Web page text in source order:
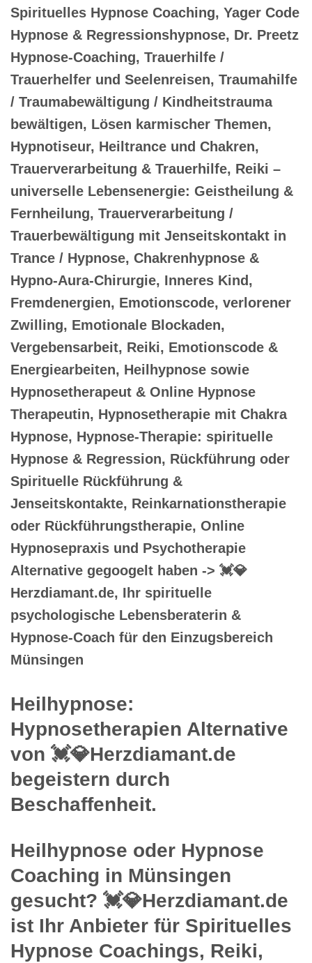
Spirituelles Hypnose Coaching, Yager Code
Hypnose & Regressionshypnose, Dr. Preetz
Hypnose-Coaching, Trauerhilfe /
Trauerhelfer und Seelenreisen, Traumahilfe
/ Traumabewältigung / Kindheitstrauma
bewältigen, Lösen karmischer Themen,
Hypnotiseur, Heiltrance und Chakren,
Trauerverarbeitung & Trauerhilfe, Reiki –
universelle Lebensenergie: Geistheilung &
Fernheilung, Trauerverarbeitung /
Trauerbewältigung mit Jenseitskontakt in
Trance / Hypnose, Chakrenhypnose &
Hypno-Aura-Chirurgie, Inneres Kind,
Fremdenergien, Emotionscode, verlorener
Zwilling, Emotionale Blockaden,
Vergebensarbeit, Reiki, Emotionscode &
Energiearbeiten, Heilhypnose sowie
Hypnosetherapeut & Online Hypnose
Therapeutin, Hypnosetherapie mit Chakra
Hypnose, Hypnose-Therapie: spirituelle
Hypnose & Regression, Rückführung oder
Spirituelle Rückführung &
Jenseitskontakte, Reinkarnationstherapie
oder Rückführungstherapie, Online
Hypnosepraxis und Psychotherapie
Alternative gegoogelt haben -> 💓️💎
Herzdiamant.de, Ihr spirituelle
psychologische Lebensberaterin &
Hypnose-Coach für den Einzugsbereich
Münsingen
Heilhypnose:
Hypnosetherapien Alternative
von 💓️💎Herzdiamant.de
begeistern durch
Beschaffenheit.
Heilhypnose oder Hypnose
Coaching in Münsingen
gesucht? 💓️💎Herzdiamant.de
ist Ihr Anbieter für Spirituelles
Hypnose Coachings, Reiki,